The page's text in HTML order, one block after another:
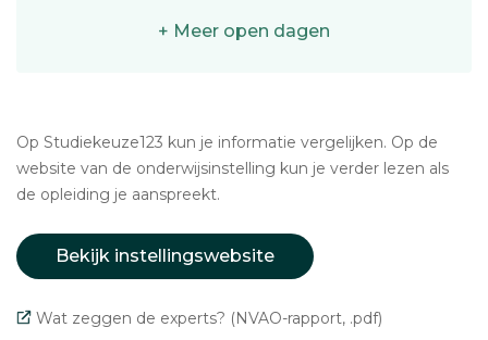
+ Meer open dagen
Op Studiekeuze123 kun je informatie vergelijken. Op de
website van de onderwijsinstelling kun je verder lezen als
de opleiding je aanspreekt.
Bekijk instellingswebsite
Wat zeggen de experts? (NVAO-rapport, .pdf)